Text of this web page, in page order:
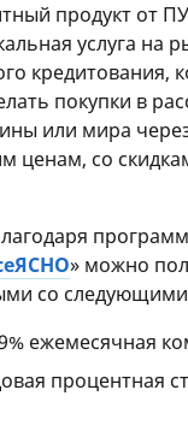
продукт от
услуга на
кредитования,
покупки в
или мира
ценам, со
» можно
со
ежемесячная
процентная